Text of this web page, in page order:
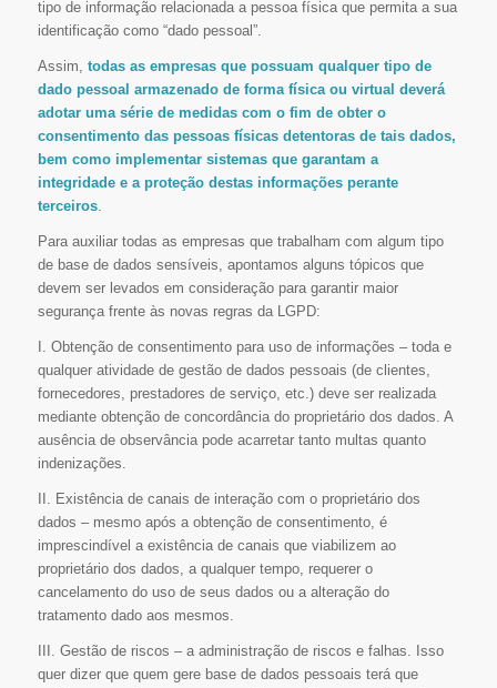
tipo de informação relacionada a pessoa física que permita a sua
identificação como “dado pessoal”.
Assim, todas as empresas que possuam qualquer tipo de
dado pessoal armazenado de forma física ou virtual deverá
adotar uma série de medidas com o fim de obter o
consentimento das pessoas físicas detentoras de tais dados,
bem como implementar sistemas que garantam a
integridade e a proteção destas informações perante
terceiros.
Para auxiliar todas as empresas que trabalham com algum tipo
de base de dados sensíveis, apontamos alguns tópicos que
devem ser levados em consideração para garantir maior
segurança frente às novas regras da LGPD:
I. Obtenção de consentimento para uso de informações – toda e
qualquer atividade de gestão de dados pessoais (de clientes,
fornecedores, prestadores de serviço, etc.) deve ser realizada
mediante obtenção de concordância do proprietário dos dados. A
ausência de observância pode acarretar tanto multas quanto
indenizações.
II. Existência de canais de interação com o proprietário dos
dados – mesmo após a obtenção de consentimento, é
imprescindível a existência de canais que viabilizem ao
proprietário dos dados, a qualquer tempo, requerer o
cancelamento do uso de seus dados ou a alteração do
tratamento dado aos mesmos.
III. Gestão de riscos – a administração de riscos e falhas. Isso
quer dizer que quem gere base de dados pessoais terá que